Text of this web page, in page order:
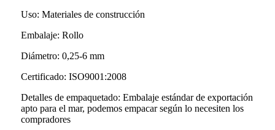
Uso: Materiales de construcción
Embalaje: Rollo
Diámetro: 0,25-6 mm
Certificado: ISO9001:2008
Detalles de empaquetado: Embalaje estándar de exportación
apto para el mar, podemos empacar según lo necesiten los
compradores